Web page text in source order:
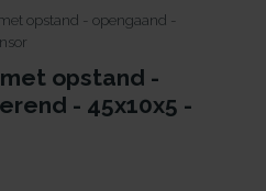
opstand - opengaand -
opstand -
- 45x10x5 -